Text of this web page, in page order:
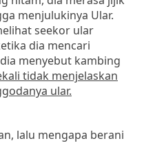
menjulukinya Ular.
seekor ular
dia mencari
menyebut kambing
tidak menjelaskan
ular.
lalu mengapa berani